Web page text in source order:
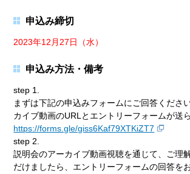
申込み締切
2023年12月27日（水）
申込み方法・備考
step 1.
まずは下記の申込みフォームにご回答くださ
カイブ動画のURLとエントリーフォームが送
https://forms.gle/giss6Kaf79XTKiZT7
step 2.
説明会のアーカイブ動画視聴を通じて、ご理
だけましたら、エントリーフォームの回答を